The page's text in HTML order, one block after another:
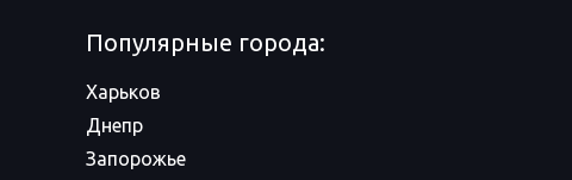
Популярные города:
Харьков
Днепр
Запорожье